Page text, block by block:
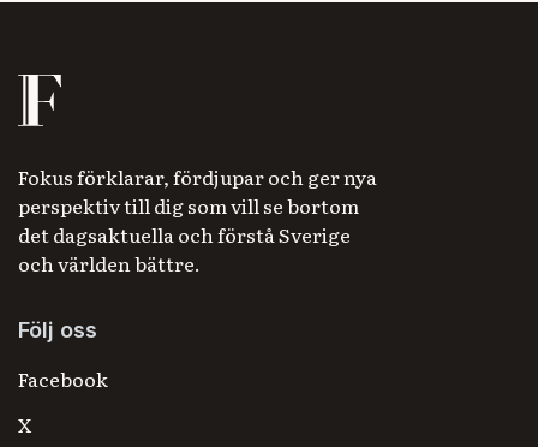
Fokus förklarar, fördjupar och ger nya
perspektiv till dig som vill se bortom
det dagsaktuella och förstå Sverige
och världen bättre.
Följ oss
Facebook
X